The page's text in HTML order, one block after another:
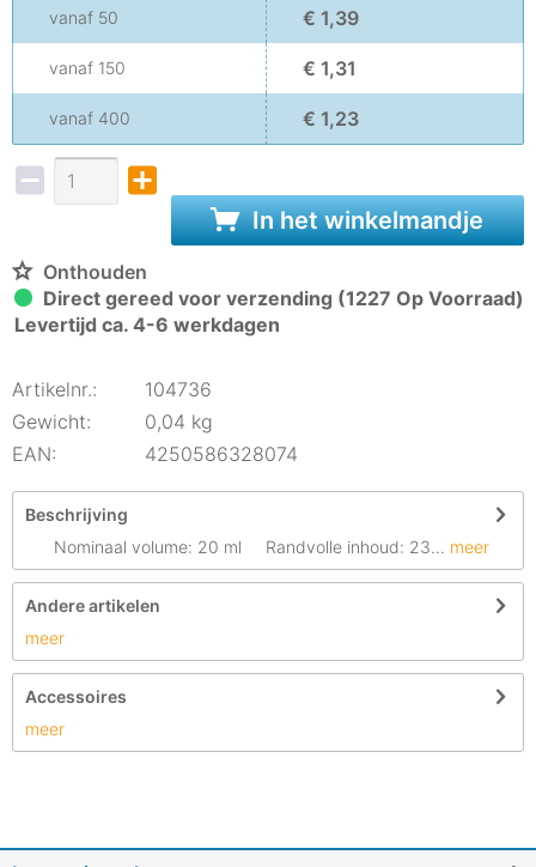
vanaf 50 € 1,39
vanaf 150 € 1,31
vanaf 400 € 1,23
In het winkelmandje
Onthouden
Direct gereed voor verzending (1227 Op Voorraad)
Levertijd ca. 4-6 werkdagen
Artikelnr.:
104736
Gewicht:
0,04 kg
EAN:
4250586328074
Beschrijving
Nominaal volume: 20 ml Randvolle inhoud: 23... meer
Andere artikelen
meer
Accessoires
meer